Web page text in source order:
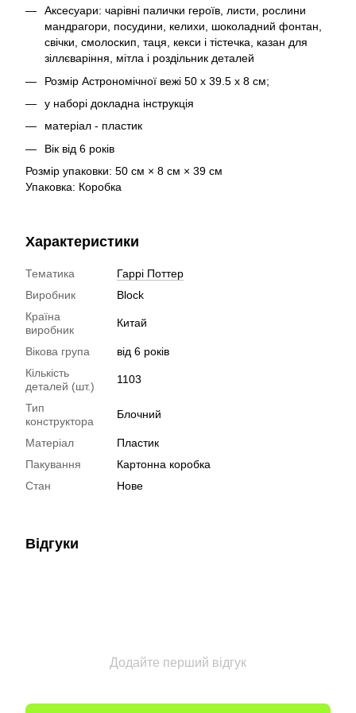
Аксесуари: чарівні палички героїв, листи, рослини
мандрагори, посудини, келихи, шоколадний фонтан,
свічки, смолоскип, таця, кекси і тістечка, казан для
зіллєваріння, мітла і роздільник деталей
Розмір Астрономічної вежі 50 х 39.5 х 8 см;
у наборі докладна інструкція
матеріал - пластик
Вік від 6 років
Розмір упаковки: 50 см × 8 см × 39 см
Упаковка: Коробка
Характеристики
Тематика
Гаррі Поттер
Виробник
Block
Країна
виробник
Китай
Вікова група
від 6 років
Кількість
деталей (шт.)
1103
Тип
конструктора
Блочний
Матеріал
Пластик
Пакування
Картонна коробка
Стан
Нове
Відгуки
Додайте перший відгук